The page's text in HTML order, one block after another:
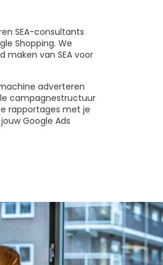
SEA-consultants
Shopping. We
van SEA voor
adverteren
campagnestructuur
rapportages met je
Google Ads